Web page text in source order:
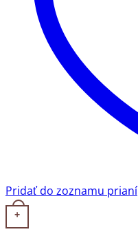
Pridať do zoznamu prianí
+